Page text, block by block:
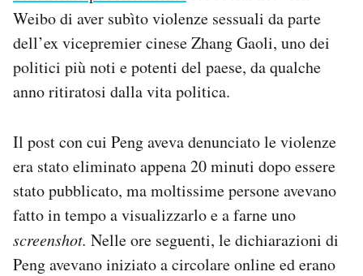
AREA PERSONALE
Area Personale
Newsletter
Regala il Post
Hai bisogno di aiuto?
Esci
Weibo di aver subìto violenze sessuali da parte
dell’ex vicepremier cinese Zhang Gaoli, uno dei
politici più noti e potenti del paese, da qualche
anno ritiratosi dalla vita politica.
Il post con cui Peng aveva denunciato le violenze
era stato eliminato appena 20 minuti dopo essere
stato pubblicato, ma moltissime persone avevano
fatto in tempo a visualizzarlo e a farne uno
screenshot. Nelle ore seguenti, le dichiarazioni di
Peng avevano iniziato a circolare online ed erano